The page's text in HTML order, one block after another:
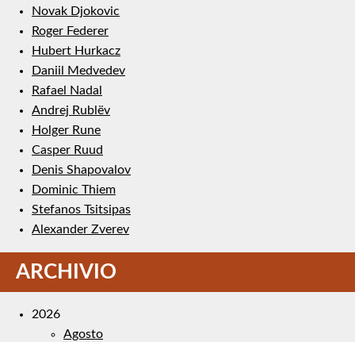
Novak Djokovic
Roger Federer
Hubert Hurkacz
Daniil Medvedev
Rafael Nadal
Andrej Rublëv
Holger Rune
Casper Ruud
Denis Shapovalov
Dominic Thiem
Stefanos Tsitsipas
Alexander Zverev
ARCHIVIO
2026
Agosto